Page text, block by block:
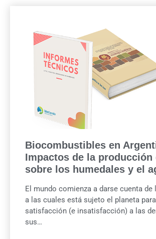
Biocombustibles en
Impactos de la producción
sobre los humedales y el
El mundo comienza a darse cuenta de
a las cuales está sujeto el planeta
satisfacción (e insatisfacción) a las
sus…